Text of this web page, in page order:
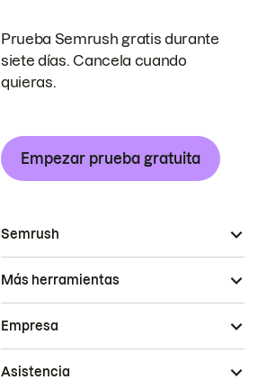
Prueba Semrush gratis durante
siete días. Cancela cuando
quieras.
Empezar prueba gratuita
Semrush
Más herramientas
Empresa
Asistencia